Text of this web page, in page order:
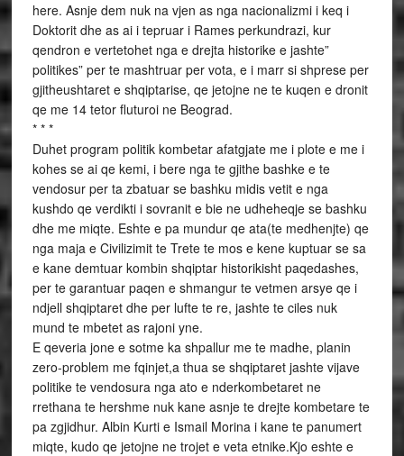
here. Asnje dem nuk na vjen as nga nacionalizmi i keq i
Doktorit dhe as ai i tepruar i Rames perkundrazi, kur
qendron e vertetohet nga e drejta historike e jashte”
politikes” per te mashtruar per vota, e i marr si shprese per
gjitheushtaret e shqiptarise, qe jetojne ne te kuqen e dronit
qe me 14 tetor fluturoi ne Beograd.
* * *
Duhet program politik kombetar afatgjate me i plote e me i
kohes se ai qe kemi, i bere nga te gjithe bashke e te
vendosur per ta zbatuar se bashku midis vetit e nga
kushdo qe verdikti i sovranit e bie ne udheheqje se bashku
dhe me miqte. Eshte e pa mundur qe ata(te medhenjte) qe
nga maja e Civilizimit te Trete te mos e kene kuptuar se sa
e kane demtuar kombin shqiptar historikisht paqedashes,
per te garantuar paqen e shmangur te vetmen arsye qe i
ndjell shqiptaret dhe per lufte te re, jashte te ciles nuk
mund te mbetet as rajoni yne.
E qeveria jone e sotme ka shpallur me te madhe, planin
zero-problem me fqinjet,a thua se shqiptaret jashte vijave
politike te vendosura nga ato e nderkombetaret ne
rrethana te hershme nuk kane asnje te drejte kombetare te
pa zgjidhur. Albin Kurti e Ismail Morina i kane te panumert
miqte, kudo qe jetojne ne trojet e veta etnike.Kjo eshte e